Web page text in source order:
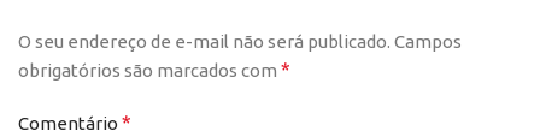
O seu endereço de e-mail não será publicado. Campos
obrigatórios são marcados com *
Comentário *